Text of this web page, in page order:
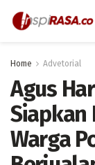
Home Advetorial
Agus
Siapkan
Warga